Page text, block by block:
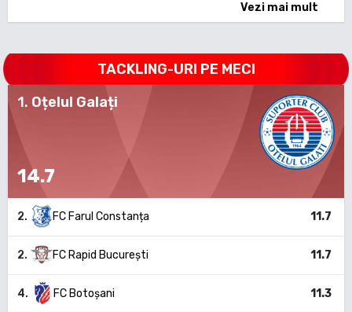
Vezi mai mult
TACKLING-URI PE MECI
1. Oțelul Galați
14.7
2. FC Farul Constanța 11.7
2. FC Rapid București 11.7
4. FC Botoșani 11.3